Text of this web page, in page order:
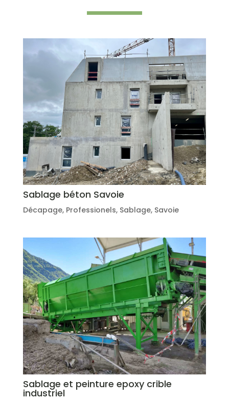
Sablage béton Savoie
Décapage, Professionels, Sablage, Savoie
Sablage et peinture epoxy crible
industriel